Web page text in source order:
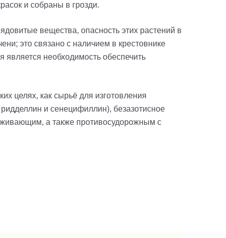
и собраны в грозди.
вещества, опасность этих растений в
это связано с наличием в крестовнике
необходимость обеспечить
целях, как сырьё для изготовления
и сенецифиллин), безазотисное
а также противосудорожным с